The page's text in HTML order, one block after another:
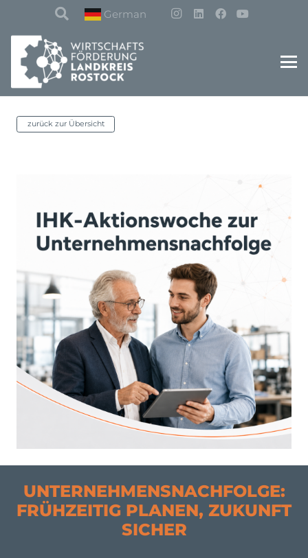
German
zurück zur Übersicht
UNTERNEHMENSNACHFOLGE:
FRÜHZEITIG PLANEN, ZUKUNFT
SICHER